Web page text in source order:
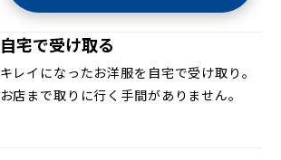
自宅で受け取る
キレイになったお洋服を自宅で受け取り。
お店まで取りに行く手間がありません。